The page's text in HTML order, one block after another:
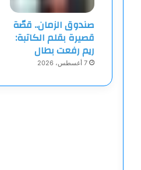
صندوق الزمان.. قصّة
قصيرة بقلم الكاتبة:
ريم رفعت بطال
7 أغسطس، 2026